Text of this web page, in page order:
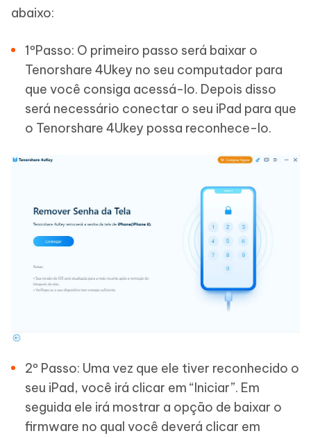
abaixo:
1ºPasso: O primeiro passo será baixar o
Tenorshare 4Ukey no seu computador para
que você consiga acessá-lo. Depois disso
será necessário conectar o seu iPad para que
o Tenorshare 4Ukey possa reconhece-lo.
2º Passo: Uma vez que ele tiver reconhecido o
seu iPad, você irá clicar em “Iniciar”. Em
seguida ele irá mostrar a opção de baixar o
firmware no qual você deverá clicar em